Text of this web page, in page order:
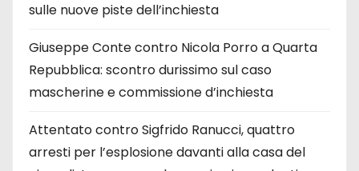
sulle nuove piste dell’inchiesta
Giuseppe Conte contro Nicola Porro a Quarta
Repubblica: scontro durissimo sul caso
mascherine e commissione d’inchiesta
Attentato contro Sigfrido Ranucci, quattro
arresti per l’esplosione davanti alla casa del